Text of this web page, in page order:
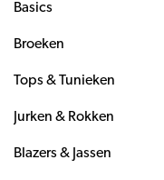
Basics
Broeken
Tops & Tunieken
Jurken & Rokken
Blazers & Jassen